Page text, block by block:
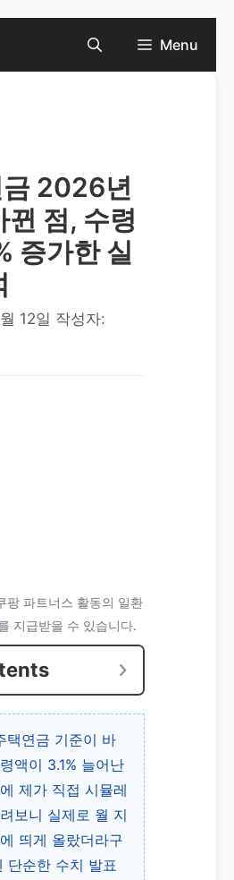
Menu
2026년
뀐 점, 수령
증가한 실
12일 작성자:
팡 파트너스 활동의 일환
지급받을 수 있습니다.
택연금 기준이 바
액이 3.1% 늘어난
제가 직접 시뮬레
보니 실제로 월 지
띄게 올랐더라구
단순한 수치 발표